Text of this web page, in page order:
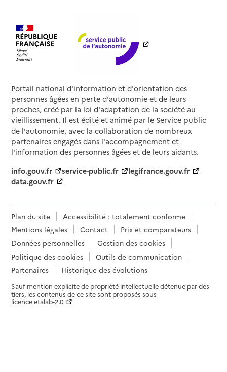
Portail national d'information et d'orientation des
personnes âgées en perte d'autonomie et de leurs
proches, créé par la loi d'adaptation de la société au
vieillissement. Il est édité et animé par le Service public
de l'autonomie, avec la collaboration de nombreux
partenaires engagés dans l'accompagnement et
l'information des personnes âgées et de leurs aidants.
info.gouv.fr
service-public.fr
legifrance.gouv.fr
data.gouv.fr
Plan du site
Accessibilité : totalement conforme
Mentions légales
Contact
Prix et comparateurs
Données personnelles
Gestion des cookies
Politique des cookies
Outils de communication
Partenaires
Historique des évolutions
Sauf mention explicite de propriété intellectuelle détenue par des
tiers, les contenus de ce site sont proposés sous
licence etalab-2.0